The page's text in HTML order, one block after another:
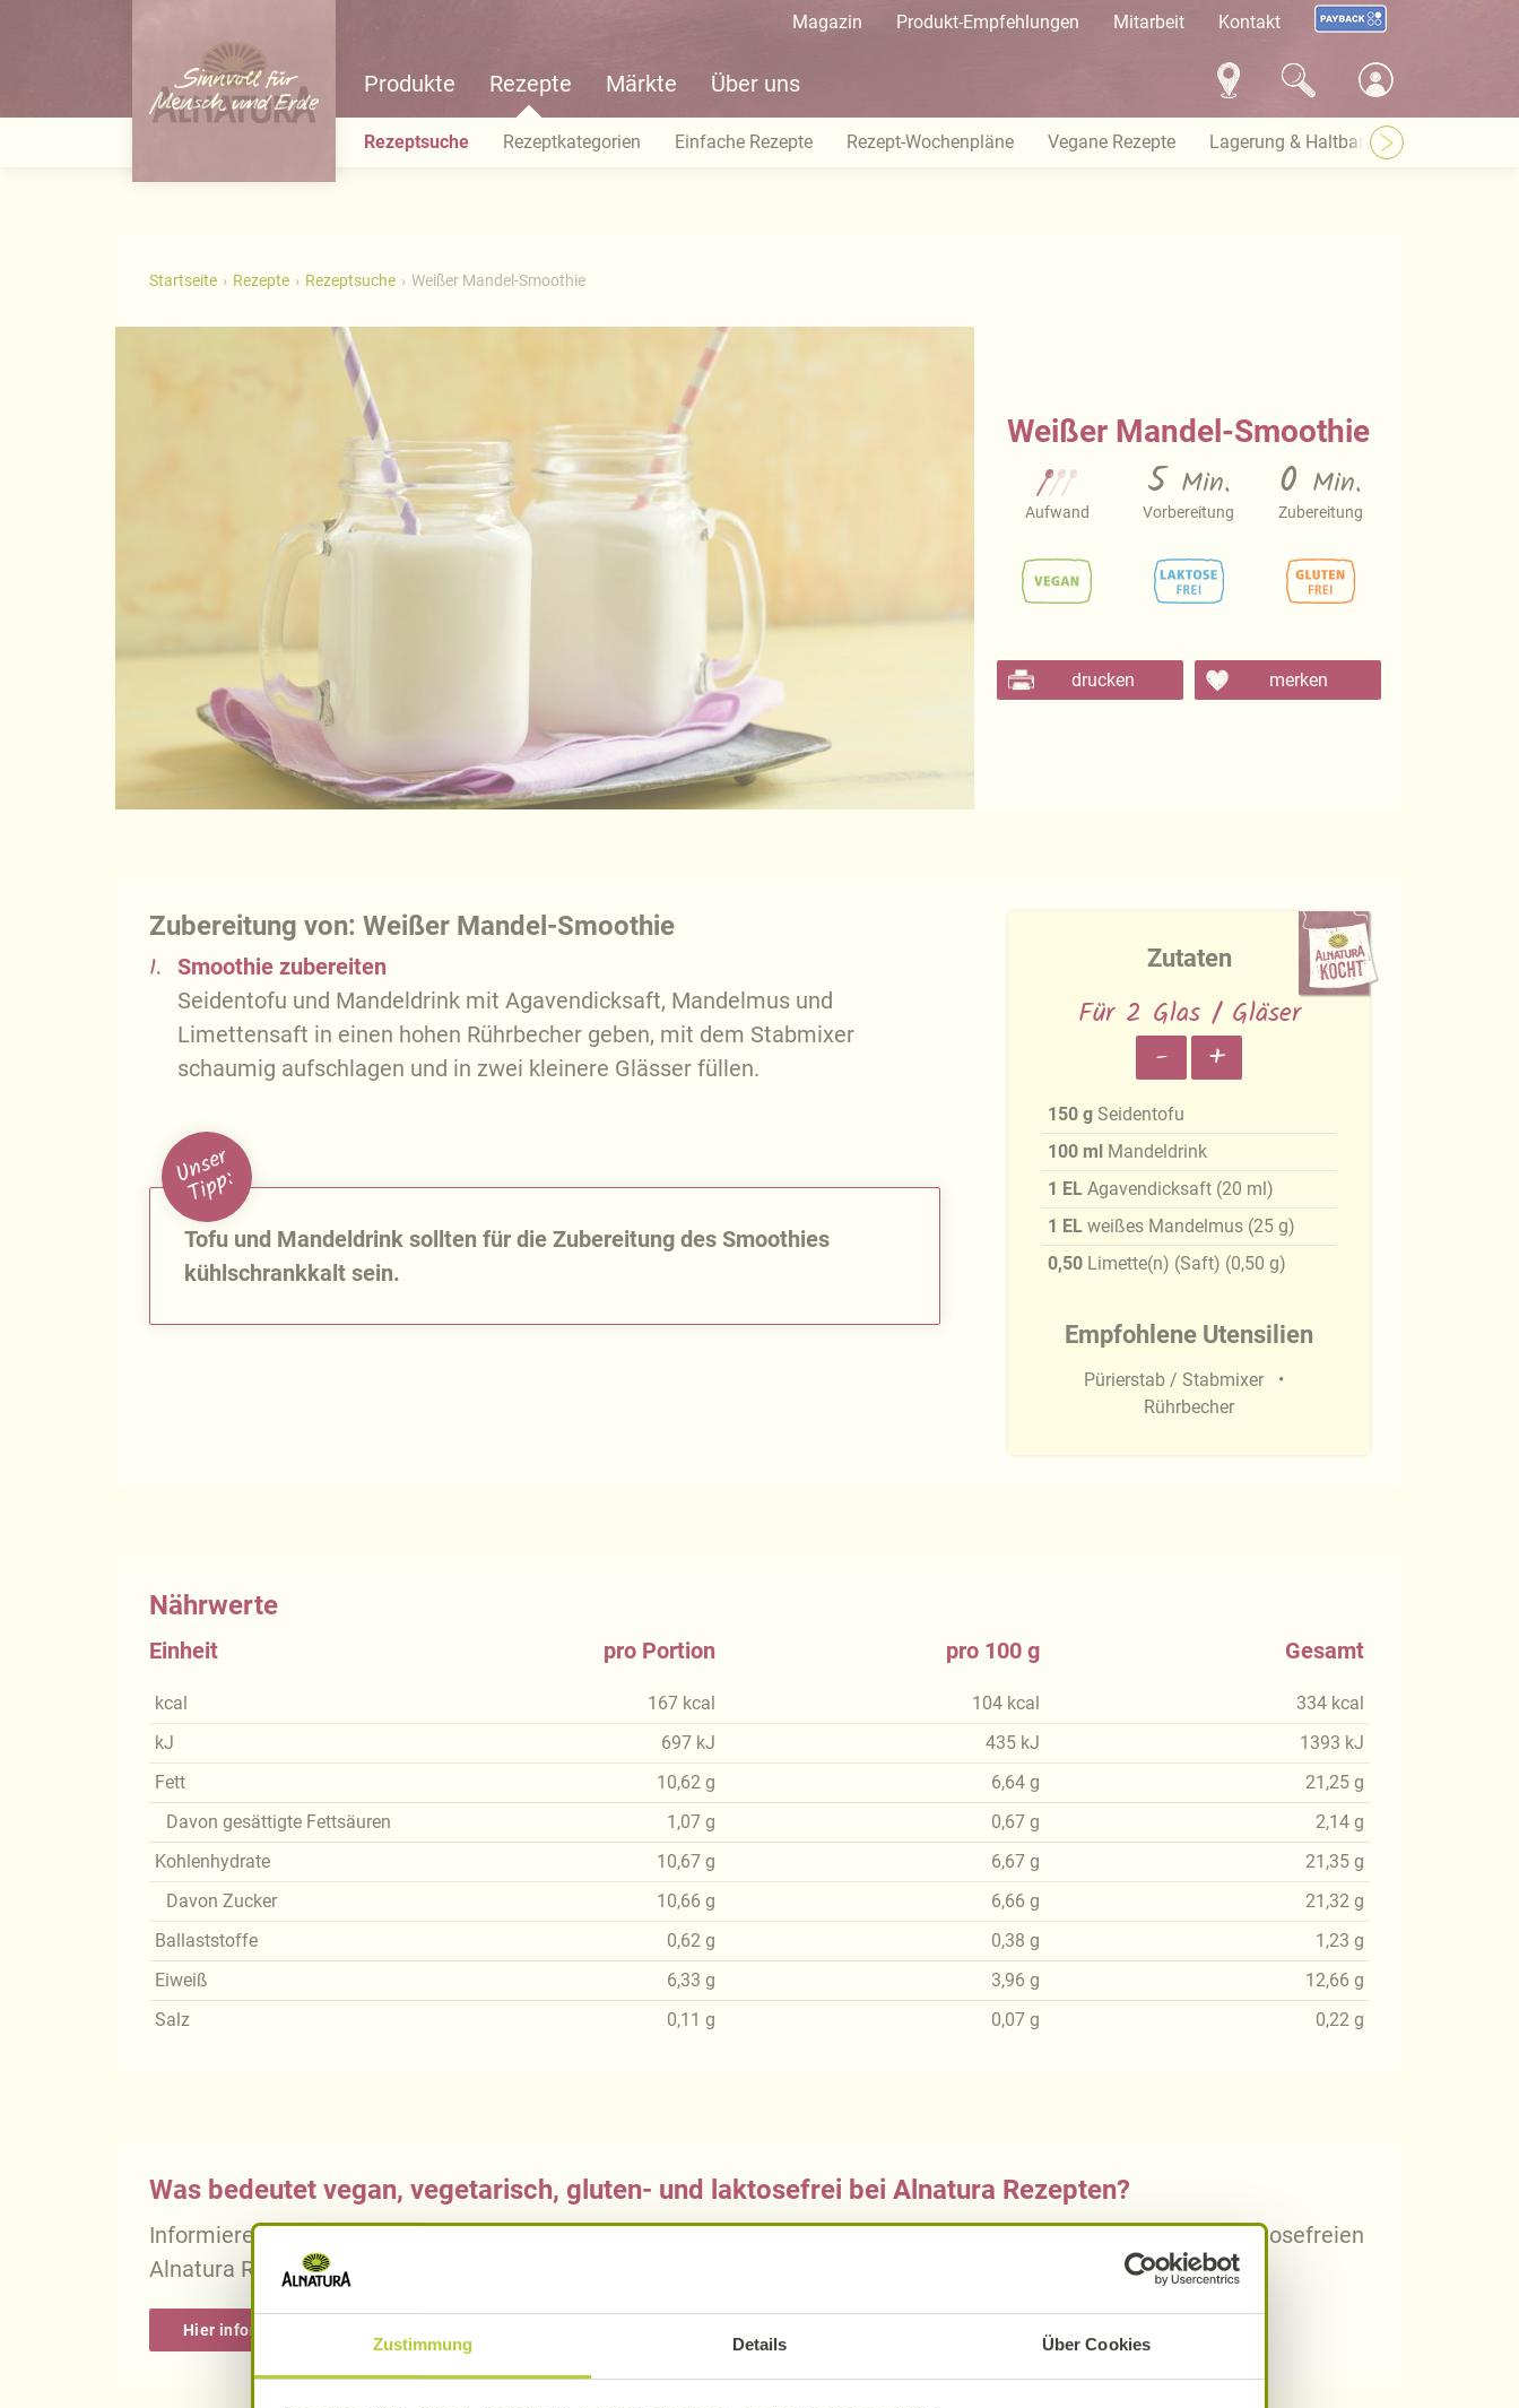
Zustimmung Details Über Cookies
Magazin Produkt-Empfehlungen Mitarbeit Kontakt
Produkte Rezepte Märkte Über uns
Rezeptsuche Rezeptkategorien Einfache Rezepte Rezept-Wochenpläne Vegane Rezepte Lagerung & Haltbarkeit
Startseite Rezepte Rezeptsuche Weißer Mandel-Smoothie
Weißer Mandel-Smoothie
Aufwand
5 Min.
Vorbereitung
0 Min.
Zubereitung
drucken merken
Zubereitung von: Weißer Mandel-Smoothie
1.
Smoothie zubereiten
Seidentofu und Mandeldrink mit Agavendicksaft, Mandelmus und
Limettensaft in einen hohen Rührbecher geben, mit dem Stabmixer
schaumig aufschlagen und in zwei kleinere Glässer füllen.
U
n
s
e
r
T
i
p
p
:
Tofu und Mandeldrink sollten für die Zubereitung des Smoothies
kühlschrankkalt sein.
Zutaten
Für 2 Glas / Gläser
- +
150 g Seidentofu
100 ml Mandeldrink
1 EL Agavendicksaft (20 ml)
1 EL weißes Mandelmus (25 g)
0,50 Limette(n) (Saft) (0,50 g)
Empfohlene Utensilien
Pürierstab / Stabmixer
Rührbecher
Nährwerte
Einheit
kcal
kJ
Fett
Davon gesättigte Fettsäuren
Kohlenhydrate
Davon Zucker
Ballaststoffe
Eiweiß
Salz
pro Portion
167 kcal
697 kJ
10,62 g
1,07 g
10,67 g
10,66 g
0,62 g
6,33 g
0,11 g
pro 100 g
104 kcal
435 kJ
6,64 g
0,67 g
6,67 g
6,66 g
0,38 g
3,96 g
0,07 g
Gesamt
334 kcal
1393 kJ
21,25 g
2,14 g
21,35 g
21,32 g
1,23 g
12,66 g
0,22 g
Was bedeutet vegan, vegetarisch, gluten- und laktosefrei bei Alnatura Rezepten?
Informieren Sie sich über die genaue Erklärung der Kennzeichnung von veganen, vegetarischen, gluten- und laktosefreien
Alnatura Rezepten.
Hier informieren